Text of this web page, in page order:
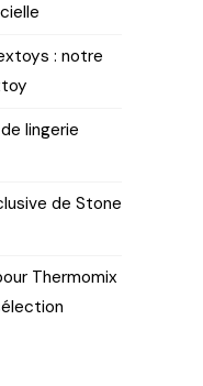
: notre
lingerie
de Stone
Thermomix